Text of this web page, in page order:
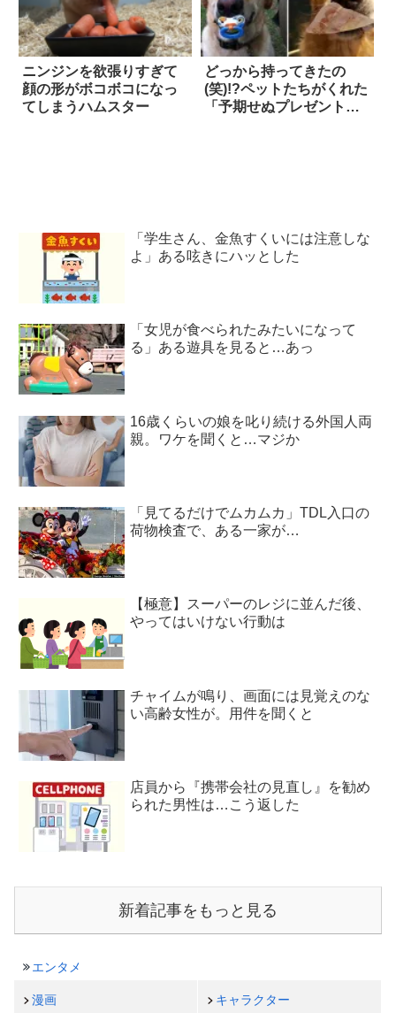
ニンジンを欲張りすぎて
顔の形がボコボコになっ
てしまうハムスター
どっから持ってきたの
(笑)!?ペットたちがくれた
「予期せぬプレゼント」
「学生さん、金魚すくいには注意しな
よ」ある呟きにハッとした
「女児が食べられたみたいになって
る」ある遊具を見ると…あっ
16歳くらいの娘を叱り続ける外国人両
親。ワケを聞くと…マジか
「見てるだけでムカムカ」TDL入口の
荷物検査で、ある一家が…
【極意】スーパーのレジに並んだ後、
やってはいけない行動は
チャイムが鳴り、画面には見覚えのな
い高齢女性が。用件を聞くと
店員から『携帯会社の見直し』を勧め
られた男性は…こう返した
新着記事をもっと見る
エンタメ
漫画 キャラクター